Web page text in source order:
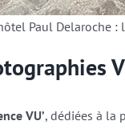
Paul Delaroche
VU’, dédiées à la